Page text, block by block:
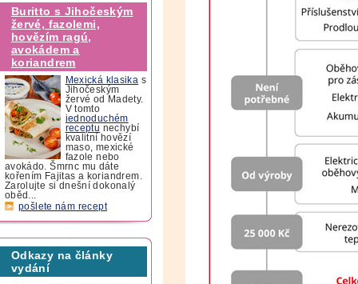
Buritto s Jihočeským
žervé, fazolemi,
hovězím ragú,
avokádem a
koriandrem
Mexická klasika s
Jihočeským
žervé od Madety.
V tomto
jednoduchém
receptu nechybí
kvalitní hovězí
maso, mexické
fazole nebo
avokádo. Šmrnc mu dáte
kořením Fajitas a koriandrem.
Zarolujte si dnešní dokonalý
oběd...
pošlete nám recept
Odkazy na články
vydání